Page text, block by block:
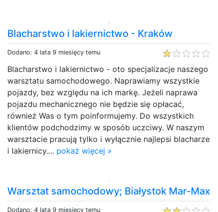
Blacharstwo i lakiernictwo - Kraków
Dodano: 4 lata 9 miesięcy temu
Blacharstwo i lakiernictwo - oto specjalizacje naszego
warsztatu samochodowego. Naprawiamy wszystkie
pojazdy, bez względu na ich markę. Jeżeli naprawa
pojazdu mechanicznego nie będzie się opłacać,
również Was o tym poinformujemy. Do wszystkich
klientów podchodzimy w sposób uczciwy. W naszym
warsztacie pracują tylko i wyłącznie najlepsi blacharze
i lakiernicy.... pokaż więcej »
Warsztat samochodowy; Białystok Mar-Max
Dodano: 4 lata 9 miesięcy temu